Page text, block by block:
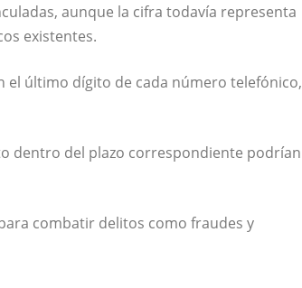
aunque la cifra todavía representa
existentes.
el último dígito de cada número telefónico,
dentro del plazo correspondiente podrían
combatir delitos como fraudes y